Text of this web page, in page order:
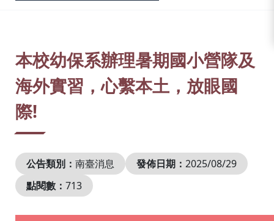
本校幼保系辦理暑期國小營隊及
海外實習，心繫本土，放眼國
際!
公告類別： 南臺消息 發佈日期： 2025/08/29
點閱數： 713